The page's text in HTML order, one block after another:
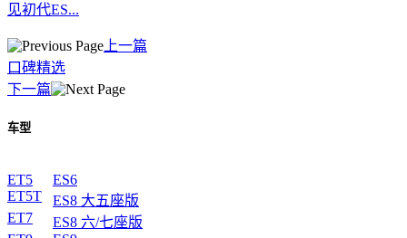
见初代ES...
上一篇
口碑精选
下一篇
车型
ET5
ET5T
ET7
ES6
ES8 大五座版
ES8 六/七座版